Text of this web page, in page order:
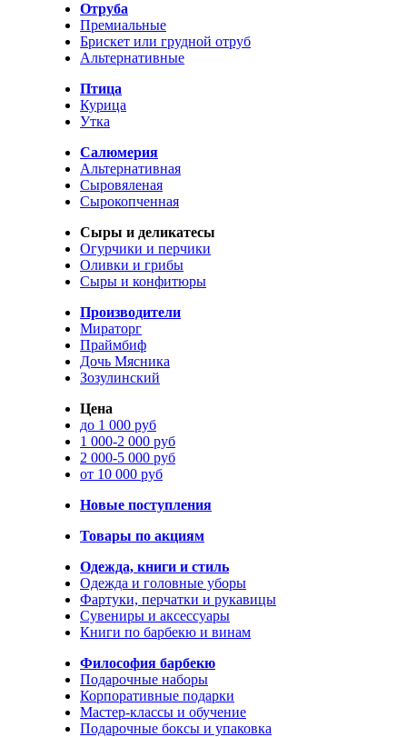
Отруба
Премиальные
Брискет или грудной отруб
Альтернативные
Птица
Курица
Утка
Салюмерия
Альтернативная
Сыровяленая
Сырокопченная
Сыры и деликатесы
Огурчики и перчики
Оливки и грибы
Сыры и конфитюры
Производители
Мираторг
Праймбиф
Дочь Мясника
Зозулинский
Цена
до 1 000 руб
1 000-2 000 руб
2 000-5 000 руб
от 10 000 руб
Новые поступления
Товары по акциям
Одежда, книги и стиль
Одежда и головные уборы
Фартуки, перчатки и рукавицы
Сувениры и аксессуары
Книги по барбекю и винам
Философия барбекю
Подарочные наборы
Корпоративные подарки
Мастер-классы и обучение
Подарочные боксы и упаковка